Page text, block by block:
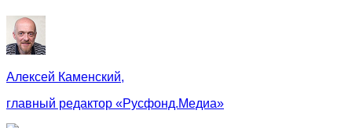
Алексей Каменский,
главный редактор «Русфонд.Медиа»